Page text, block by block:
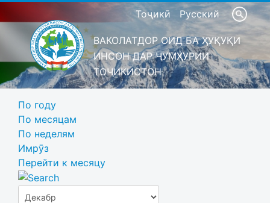
Тоҷикӣ Русский
ВАКОЛАТДОР ОИД БА ҲУҚУҚИ
ИНСОН ДАР ҶУМҲУРИИ
ТОҶИКИСТОН
По году
По месяцам
По неделям
Имрӯз
Перейти к месяцу